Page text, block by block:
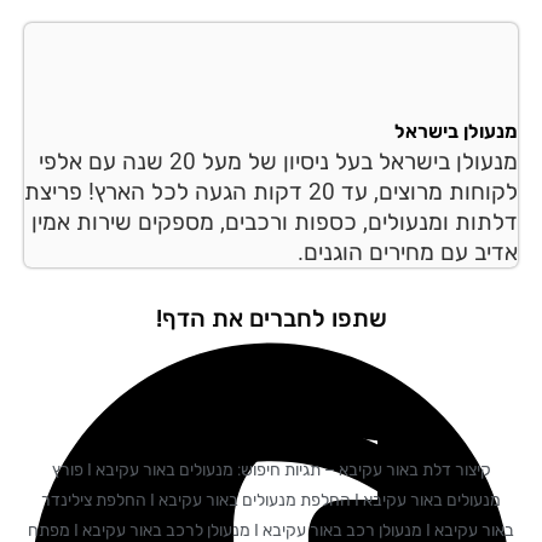
בישראל
מנעולן בישראל בעל ניסיון של מעל 20 שנה עם אלפי
לקוחות מרוצים, עד 20 דקות הגעה לכל הארץ! פריצת
ומנעולים, כספות ורכבים, מספקים שירות אמין
עם מחירים הוגנים.
שתפו לחברים את הדף!
קיצור דלת באור עקיבא – תגיות חיפוש: מנעולים באור עקיבא I פורץ
מנעולים באור עקיבא I החלפת מנעולים באור עקיבא I החלפת צילינדר
באור עקיבא I מנעולן רכב באור עקיבא I מנעולן לרכב באור עקיבא I מפתח